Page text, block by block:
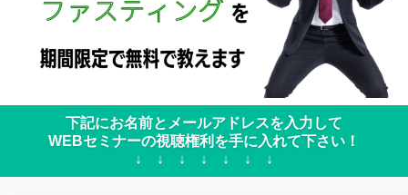
下記にお名前とメールアドレスを入力して
WEBセミナーの視聴権利を手に入れて下さい！
↓ ↓ ↓ ↓ ↓ ↓ ↓